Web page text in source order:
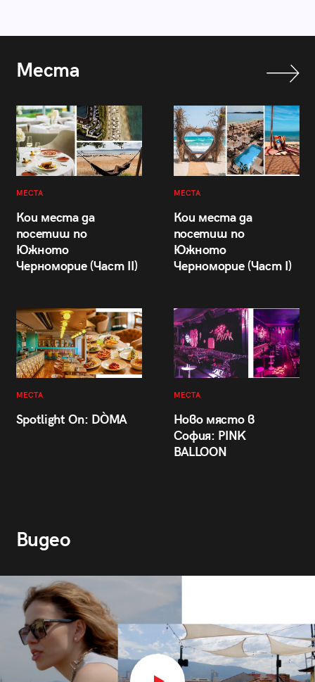
Места
МЕСТА
Кои места да
посетиш по
Южното
Черноморие (Част II)
МЕСТА
Кои места да
посетиш по
Южното
Черноморие (Част I)
МЕСТА
Spotlight On: DÒMA
МЕСТА
Ново място в
София: PINK
BALLOON
Видео